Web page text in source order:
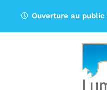
Ouverture au public